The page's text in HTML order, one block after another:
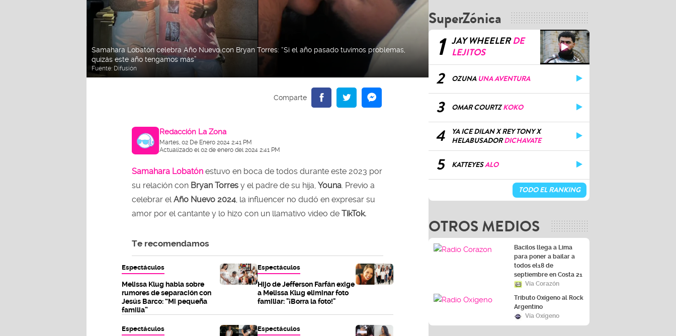
Samahara Lobatón celebra Año Nuevo con Bryan Torres: “Si el año pasado tuvimos problemas,
quizás este año tengamos más”
Fuente: Difusión
Redacción La Zona
Martes, 02 De Enero 2024 2:41 PM
Actualizado el 02 de enero del 2024 2:41 PM
Samahara Lobatón estuvo en boca de todos durante este 2023 por
su relación con Bryan Torres y el padre de su hija, Youna . Previo a
celebrar el Año Nuevo 2024 , la influencer no dudó en expresar su
amor por el cantante y lo hizo con un llamativo video de TikTok.
Te recomendamos
Espectáculos
Melissa Klug habla sobre
rumores de separación con
Jesús Barco: “Mi pequeña
familia”
Espectáculos
Hijo de Jefferson Farfán exige
a Melissa Klug eliminar foto
familiar: "¡Borra la foto!"
Espectáculos Espectáculos
SuperZónica
1 JAY WHEELERDE
LEJITOS
2 OZUNA UNA AVENTURA
3 OMAR COURTZKOKO
4
YA ICE DILAN X REY TONY X
HELABUSADORDICHAVATE
5 KATTEYESALO
TODO EL RANKING
OTROS MEDIOS
Bacilos llega a Lima
para poner a bailar a
todos el18 de
septiembre en Costa 21
Vía Corazón
Tributo Oxígeno al Rock
Argentino
Vía Oxígeno